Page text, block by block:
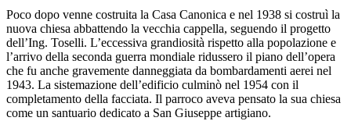
Poco dopo venne costruita la Casa Canonica e nel 1938 si costruì la
nuova chiesa abbattendo la vecchia cappella, seguendo il progetto
dell’Ing. Toselli. L’eccessiva grandiosità rispetto alla popolazione e
l’arrivo della seconda guerra mondiale ridussero il piano dell’opera
che fu anche gravemente danneggiata da bombardamenti aerei nel
1943. La sistemazione dell’edificio culminò nel 1954 con il
completamento della facciata. Il parroco aveva pensato la sua chiesa
come un santuario dedicato a San Giuseppe artigiano.